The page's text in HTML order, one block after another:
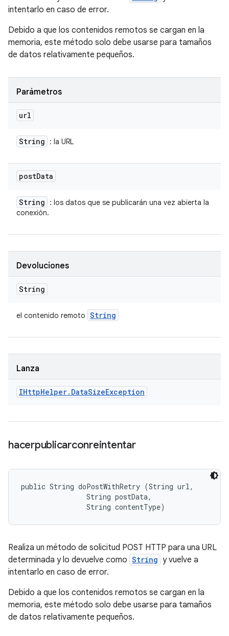
intentarlo en caso de error.
Debido a que los contenidos remotos se cargan en la
memoria, este método solo debe usarse para tamaños
de datos relativamente pequeños.
Parámetros
url
String : la URL
postData
String
: los datos que se publicarán una vez abierta la
conexión.
Devoluciones
String
el contenido remoto String
Lanza
IHttpHelper. DataSizeException
hacerpublicarconreintentar
public String doPostWithRetry (String url,
                String postData,
                String contentType)
Realiza un método de solicitud POST HTTP para una URL
determinada y lo devuelve como String y vuelve a
intentarlo en caso de error.
Debido a que los contenidos remotos se cargan en la
memoria, este método solo debe usarse para tamaños
de datos relativamente pequeños.